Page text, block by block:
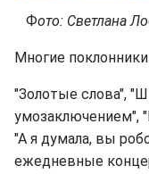
Фото: Светлана
Многие
"Золотые слова",
умозаключением",
"А я думала, вы
ежедневные